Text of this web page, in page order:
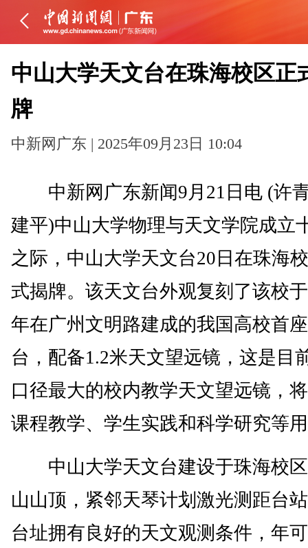
中山大学天文台在珠海校区正
牌
中新网广东 | 2025年09月23日 10:04
中新网广东新闻9月21日电 (许
建平)中山大学物理与天文学院成立
之际，中山大学天文台20日在珠海
式揭牌。该天文台外观复刻了该校
年在广州文明路建成的我国高校首
台，配备1.2米天文望远镜，这是目
口径最大的校内教学天文望远镜，
课程教学、学生实践和科学研究等
中山大学天文台建设于珠海校
山山顶，紧邻天琴计划激光测距台
台址拥有良好的天文观测条件，年